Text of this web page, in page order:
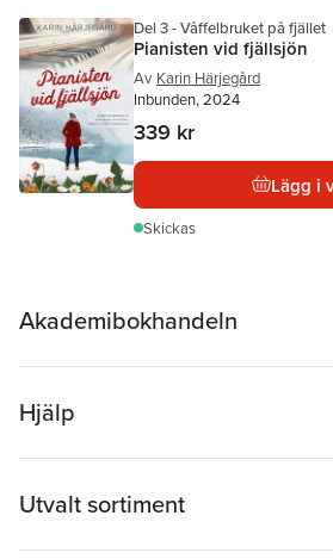
Del 3 - Våffelbruket på fjället
Pianisten vid fjällsjön
Av Karin Härjegård
Inbunden, 2024
339 kr
Lägg i
Skickas
Akademibokhandeln
Hjälp
Utvalt sortiment